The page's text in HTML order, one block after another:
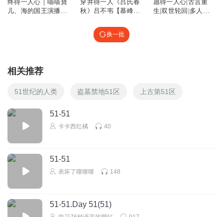
终得一人心｜喵喵寶
儿、海的国王演播、
穿井得一人《吕氏春
秋》吕不韦【慕峰朗
愿得一人心|古言重
生|双世轮回|多人有
换一批
相关推荐
51世纪的人类 盗墓禁地51区 上古第51区
51-51
卡卡西红橘 40
51-51
表坏了噻噻噻 148
51-51.Day 51(51)